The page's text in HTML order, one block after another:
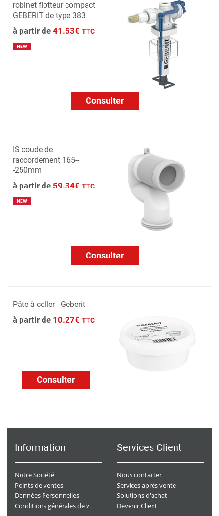
robinet flotteur compact
GEBERIT de type 383
à partir de 41.53€ TTC
NEW
Consulter
IS coude de
raccordement 165--
-250mm
à partir de 59.34€ TTC
NEW
Consulter
Pâte à celler - Geberit
à partir de 10.27€ TTC
Consulter
Information
Notre Société
Points de ventes
Données Personnelles
Services Client
Nous contacter
Services après vente
Solutions d'achat
Devenir Client